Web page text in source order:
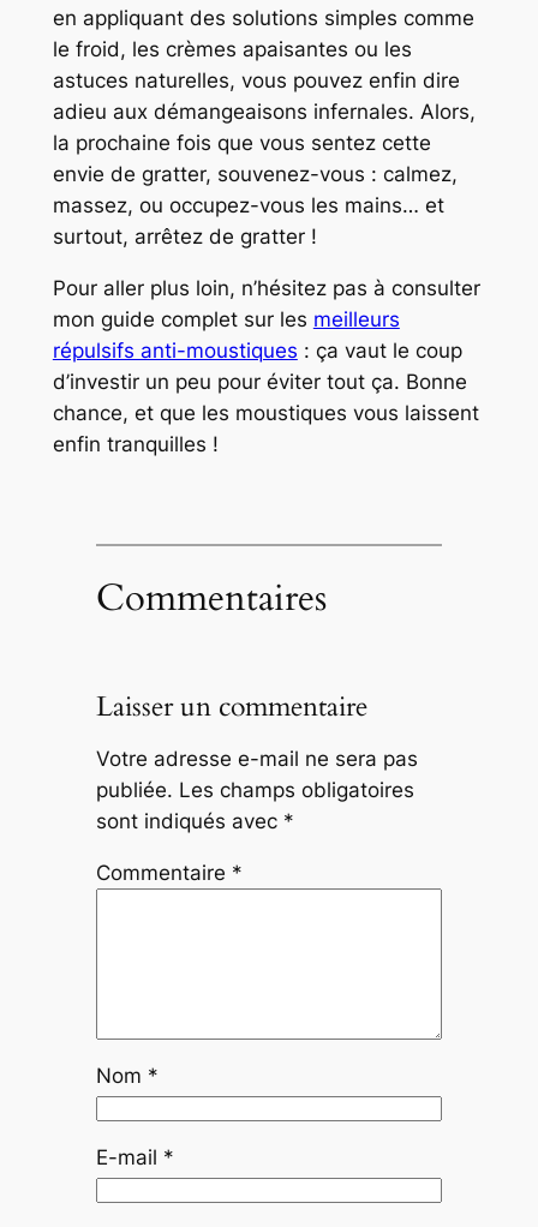
en appliquant des solutions simples comme
le froid, les crèmes apaisantes ou les
astuces naturelles, vous pouvez enfin dire
adieu aux démangeaisons infernales. Alors,
la prochaine fois que vous sentez cette
envie de gratter, souvenez-vous : calmez,
massez, ou occupez-vous les mains… et
surtout, arrêtez de gratter !
Pour aller plus loin, n’hésitez pas à consulter
mon guide complet sur les meilleurs
répulsifs anti-moustiques : ça vaut le coup
d’investir un peu pour éviter tout ça. Bonne
chance, et que les moustiques vous laissent
enfin tranquilles !
Commentaires
Laisser un commentaire
Votre adresse e-mail ne sera pas
publiée. Les champs obligatoires
sont indiqués avec *
Commentaire *
Nom *
E-mail *